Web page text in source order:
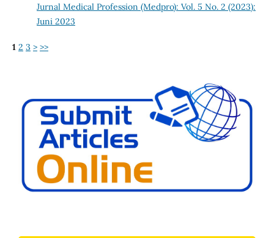
Jurnal Medical Profession (Medpro): Vol. 5 No. 2 (2023):
Juni 2023
1 2 3 > >>